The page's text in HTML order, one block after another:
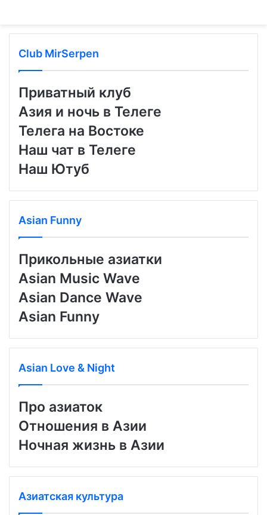
Club MirSerpen
Приватный клуб
Азия и ночь в Телеге
Телега на Востоке
Наш чат в Телеге
Наш Ютуб
Asian Funny
Прикольные азиатки
Asian Music Wave
Asian Dance Wave
Asian Funny
Asian Love & Night
Про азиаток
Отношения в Азии
Ночная жизнь в Азии
Азиатская культура